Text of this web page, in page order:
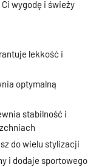
wygodę i świeży
lekkość i
optymalną
stabilność i
do wielu stylizacji
i dodaje sportowego